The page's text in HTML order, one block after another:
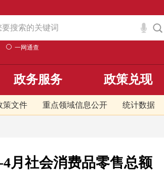
一网通查
策文件 重点领域信息公开 统计数据
政务服务 政策兑现
4月社会消费品零售总额